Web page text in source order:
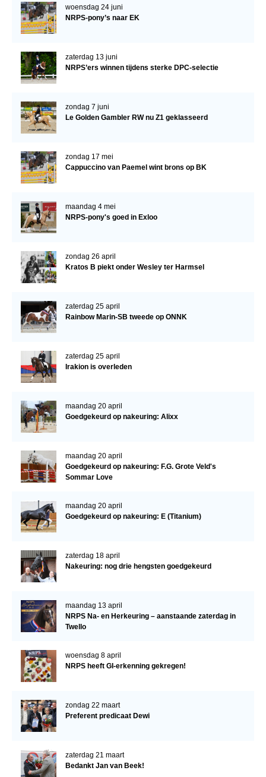
woensdag 24 juni
NRPS-pony’s naar EK
zaterdag 13 juni
NRPS’ers winnen tijdens sterke DPC-selectie
zondag 7 juni
Le Golden Gambler RW nu Z1 geklasseerd
zondag 17 mei
Cappuccino van Paemel wint brons op BK
maandag 4 mei
NRPS-pony's goed in Exloo
zondag 26 april
Kratos B piekt onder Wesley ter Harmsel
zaterdag 25 april
Rainbow Marin-SB tweede op ONNK
zaterdag 25 april
Irakion is overleden
maandag 20 april
Goedgekeurd op nakeuring: Alixx
maandag 20 april
Goedgekeurd op nakeuring: F.G. Grote Veld's
Sommar Love
maandag 20 april
Goedgekeurd op nakeuring: E (Titanium)
zaterdag 18 april
Nakeuring: nog drie hengsten goedgekeurd
maandag 13 april
NRPS Na- en Herkeuring – aanstaande zaterdag in
Twello
woensdag 8 april
NRPS heeft GI-erkenning gekregen!
zondag 22 maart
Preferent predicaat Dewi
zaterdag 21 maart
Bedankt Jan van Beek!